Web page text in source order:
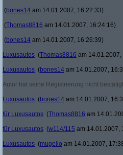
(bones14 am 14.01.2007, 16:22:33)
(Thomas8816 am 14.01.2007, 16:24:16)
(bones14 am 14.01.2007, 16:26:39)
Luxusautos (Thomas8816 am 14.01.2007,
Luxusautos (bones14 am 14.01.2007,
Autor hat seine Registrierung nicht bestätigt
Luxusautos (bones14 am 14.01.2007,
für Luxusautos (Thomas8816 am
für Luxusautos (w114/115 am 14.01.2007,
Luxusautos (mugello am 14.01.2007,